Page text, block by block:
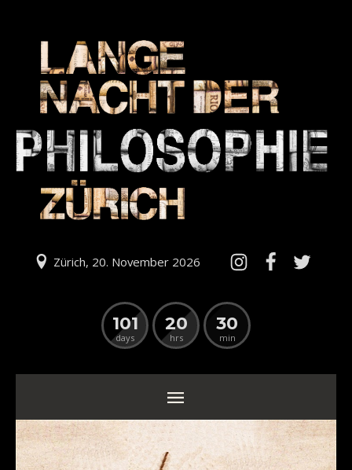
Zürich, 20. November 2026
101
days
20
hrs
30
min